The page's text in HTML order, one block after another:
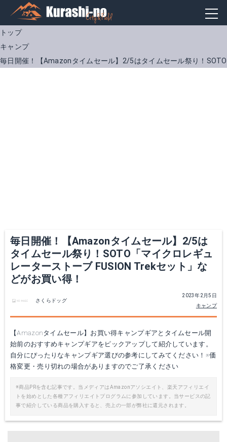
トップ
キャンプ
毎日開催！【Amazonタイムセール】2/5はタイムセール祭り！
毎日開催！【Amazonタイムセール】2/5は
タイムセール祭り！SOTO「マイクロレギュ
レーターストーブ FUSION Trekセット」な
どがお買い得！
2023年2月5日
キャンプ
さくらドッグ
【Amazonタイムセール】お買い得キャンプギアとタイムセール開
始前のおすすめキャンプギアをピックアップして紹介しています。
自分にぴったりなキャンプギア選びの参考にしてみてください！※価
格変更・売り切れの場合がありますのでご了承ください
※商品PRを含む記事です。当メディアはAmazonアソシエイト、楽天アフィリエイ
トを始めとした各種アフィリエイトプログラムに参加しています。当サービスの記
事で紹介している商品を購入すると、売上の一部が弊社に還元されます。